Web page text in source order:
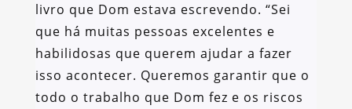
livro que Dom estava escrevendo. “Sei
que há muitas pessoas excelentes e
habilidosas que querem ajudar a fazer
isso acontecer. Queremos garantir que o
todo o trabalho que Dom fez e os riscos